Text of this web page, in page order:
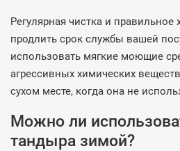
Регулярная чистка и правильное
продлить срок службы вашей
использовать мягкие моющие
агрессивных химических
сухом месте, когда она не
Можно ли
тандыра зимой?